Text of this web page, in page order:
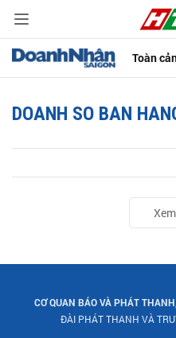
Toàn
DOANH SO BAN
CƠ QUAN BÁO VÀ PHÁT
ĐÀI PHÁT THANH VÀ